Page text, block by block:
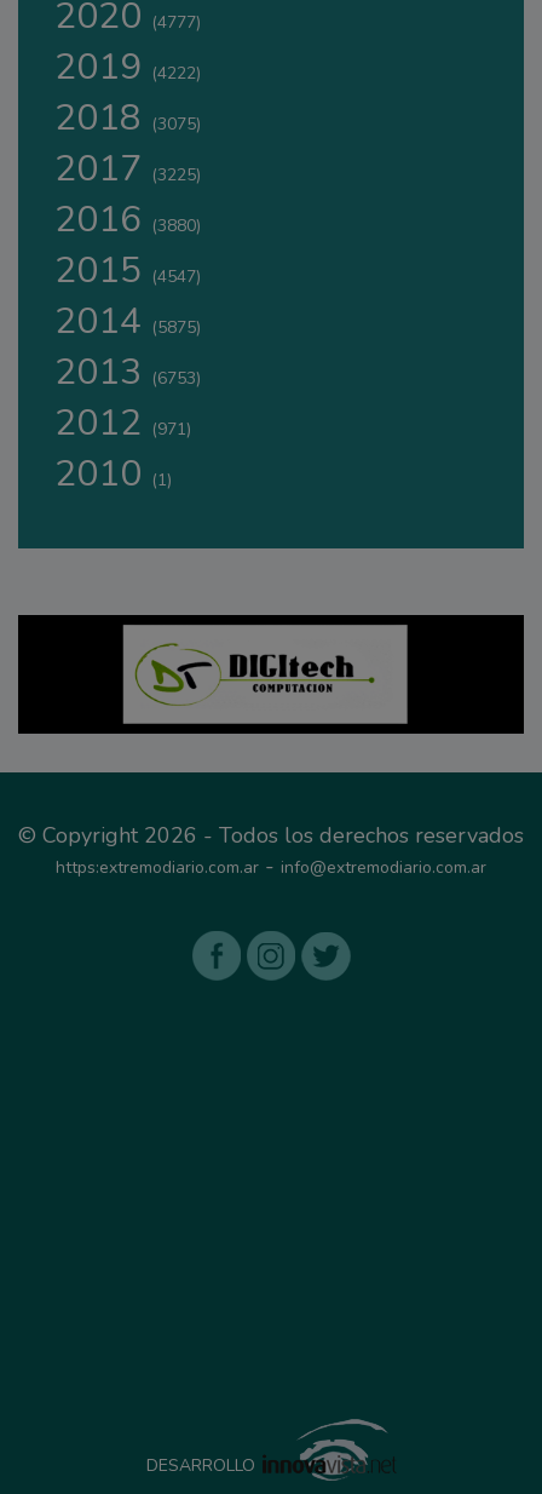
2020 (4777)
2019 (4222)
2018 (3075)
2017 (3225)
2016 (3880)
2015 (4547)
2014 (5875)
2013 (6753)
2012 (971)
2010 (1)
© Copyright 2026 - Todos los derechos reservados
https:extremodiario.com.ar - info@extremodiario.com.ar
DESARROLLO